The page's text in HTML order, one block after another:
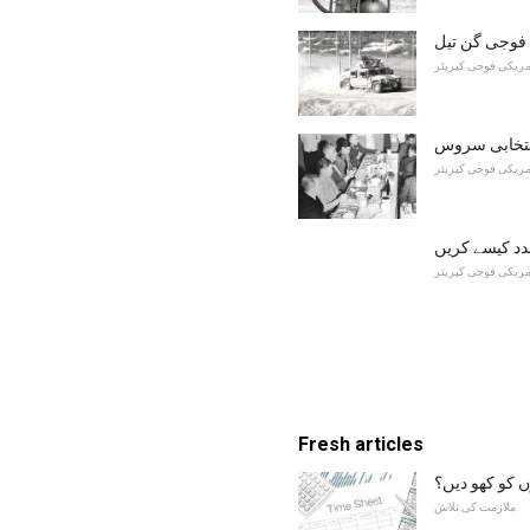
فوجی گن تیل
فوجی کیریئر
سروس
فوجی کیریئر
کیسے کریں
فوجی کیریئر
Fresh articles
کو کھو دیں؟
ملازمت کی تلاش